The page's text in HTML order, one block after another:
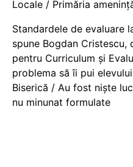
Locale / Primăria
Standardele de evaluare
spune Bogdan
pentru Curriculum și
problema să îi pui
Biserică / Au fost niște
nu minunat formulate